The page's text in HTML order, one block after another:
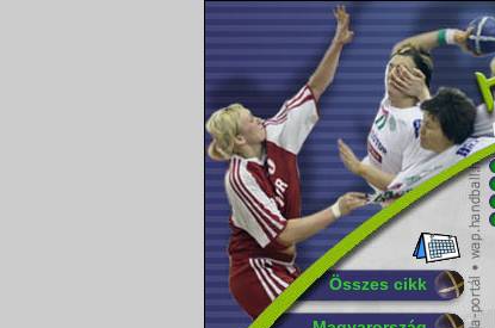
Összes cikk